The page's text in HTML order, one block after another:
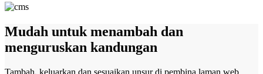
Mudah untuk menambah dan
menguruskan kandungan
Tambah, keluarkan dan sesuaikan unsur di pembina laman web